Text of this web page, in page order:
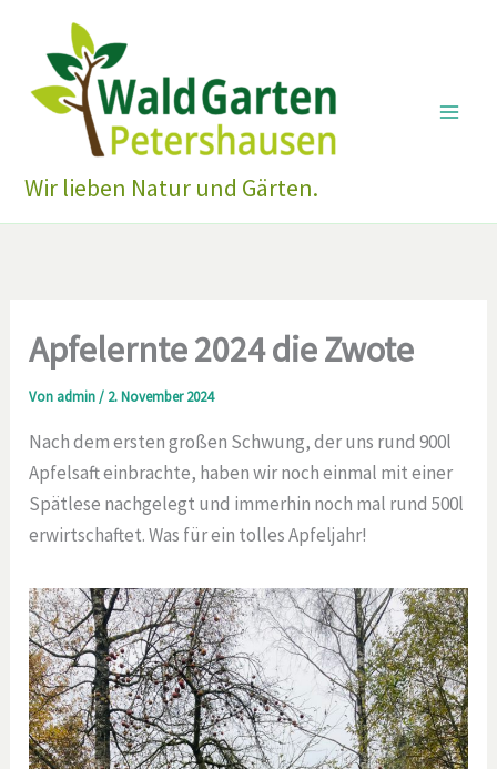
springen
Wir lieben Natur und Gärten.
Apfelernte 2024 die Zwote
Von admin/ 2. November 2024
Nach dem ersten großen Schwung, der uns rund 900l
Apfelsaft einbrachte, haben wir noch einmal mit einer
Spätlese nachgelegt und immerhin noch mal rund 500l
erwirtschaftet. Was für ein tolles Apfeljahr!